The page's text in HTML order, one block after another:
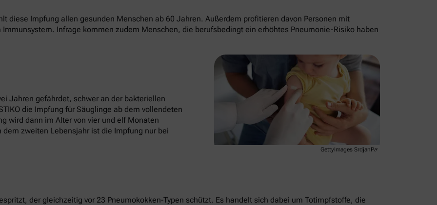
diese Impfung allen gesunden Menschen ab 60 Jahren. Außerdem profitieren davon Personen mit
Infrage kommen zudem Menschen, die berufsbedingt ein erhöhtes Pneumonie-Risiko haben
Jahren gefährdet, schwer an der bakteriellen
die Impfung für Säuglinge ab dem vollendeten
wird dann im Alter von vier und elf Monaten
zweiten Lebensjahr ist die Impfung nur bei
GettyImages SrdjanPav
der gleichzeitig vor 23 Pneumokokken-Typen schützt. Es handelt sich dabei um Totimpfstoffe, die